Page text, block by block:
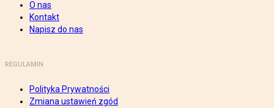
O nas
Kontakt
Napisz do nas
REGULAMIN
Polityka Prywatności
Zmiana ustawień zgód